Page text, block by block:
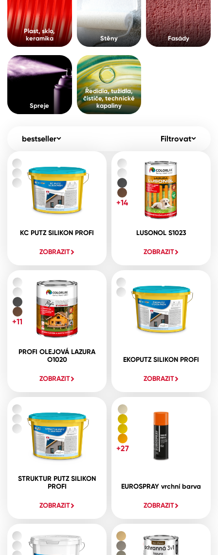
Pro akcionáře O společnosti
Kontakty
B2B +420 800 145 555
Česko
Slovensko Polsko
Spreje
Ředidla, tužidla, čističe, technické
kapaliny
Plast, sklo,
keramika
Stěny Fasády
Spreje
Ředidla, tužidla,
čističe, technické
kapaliny
bestseller Filtrovat
KC PUTZ SILIKON PROFI
ZOBRAZIT
LUSONOL S1023
ZOBRAZIT
+14
PROFI OLEJOVÁ LAZURA
O1020
ZOBRAZIT
+11
EKOPUTZ SILIKON PROFI
ZOBRAZIT
STRUKTUR PUTZ SILIKON
PROFI
ZOBRAZIT
EUROSPRAY vrchní barva
ZOBRAZIT
+27